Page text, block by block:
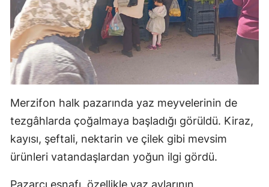
Merzifon halk pazarında yaz meyvelerinin de
tezgâhlarda çoğalmaya başladığı görüldü. Kiraz,
kayısı, şeftali, nektarin ve çilek gibi mevsim
ürünleri vatandaşlardan yoğun ilgi gördü.
Pazarcı esnafı, özellikle yaz aylarının